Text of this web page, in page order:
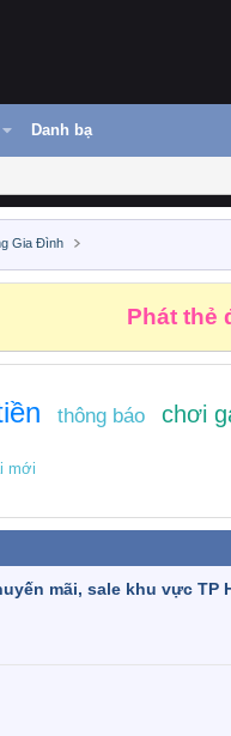
Danh bạ
Gia Đình
Phát thẻ
thông báo chơi
mới
mãi, sale khu vực TP